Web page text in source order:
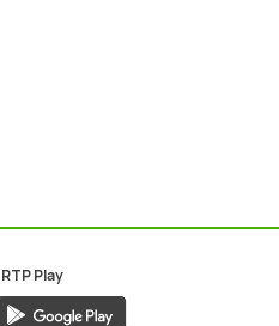
RTP Play